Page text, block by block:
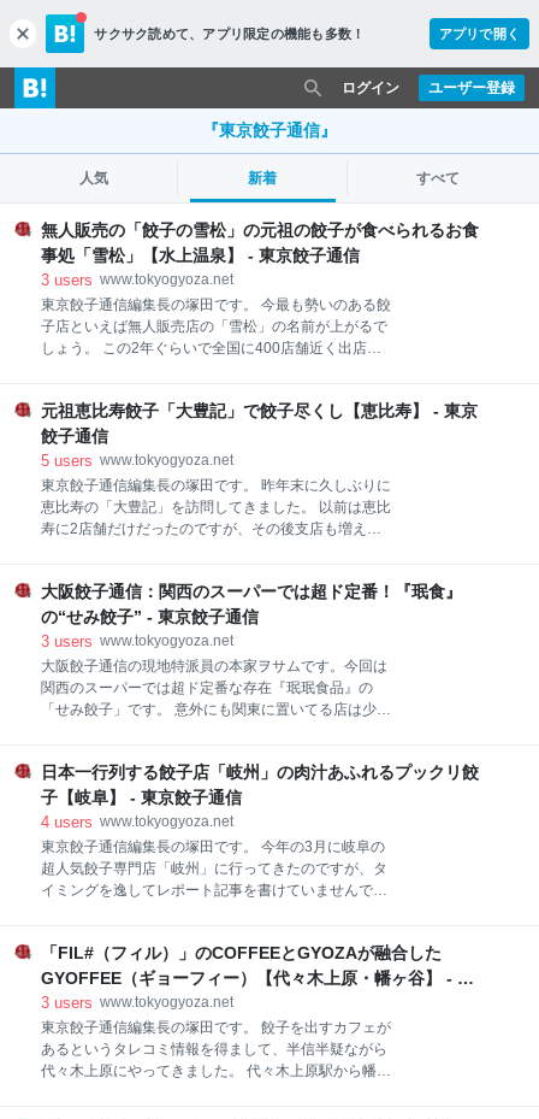
c
l
o
s
サクサク読めて、 アプリ限定の機能も多数！ アプリで開く
ユーザー登録
ログイン
『東京餃子通信』
人気 新着 すべて
無人販売の「餃子の雪松」の元祖の餃子が食べられるお食
事処「雪松」【水上温泉】 - 東京餃子通信
3 users www.tokyogyoza.net
東京餃子通信編集長の塚田です。 今最も勢いのある餃
子店といえば無人販売店の「雪松」の名前が上がるで
しょう。 この2年ぐらいで全国に400店舗近く出店
となっているのが群馬県の水上温泉にあるお食事処
「雪松」です。 公式サイトによると創業は昭和15年。
餃子が出され始めたのはいつからなのかはわかりませ
んが、初代の店主さんが生み出した餡の配合が今でも
守られているのだとか。 そんな雪松の元祖を訪ねてみ
ました。 温泉街のメイン通り（とってもかなり寂れて
ガラスケースにはメニューのサンプルがおいてありま
した。 ラーメンやチャーハン、カツ丼に並んでギョー
ザも推されています。 観光地価格ではない普通の町
元祖恵比寿餃子「大豊記」で餃子尽くし【恵比寿】 - 東京
餃子通信
5 users www.tokyogyoza.net
東京餃子通信編集長の塚田です。 昨年末に久しぶりに
恵比寿の「大豊記」を訪問してきました。 以前は恵比
寿に2店舗だけだったのですが、その後支店も増え現
でした。 数年ぶりの大豊記だったのですが餃子のメニ
ューがかなり豊富になっていました。 焼餃子が4種
類、蒸し餃子が2種類。 咸水角（ハムスイコー）もあ
りました。 同行者がいたので餃子類を一通り注文して
ビールで乾杯。 大豊記の餃子は大き目で焼くのに時間
がかかるのでそれまでは前菜の盛り合わせでつなぎま
フカヒレ入り蒸し餃子。 細かく刻まれたヒダがきれい
ですね。 続いて蝦餃。 ぷるぷるっとして透明感のある
澄麺皮。 海老の甘みがする餃子でした。 続いて餅米五
目
大阪餃子通信：関西のスーパーでは超ド定番！『珉食』
の“せみ餃子” - 東京餃子通信
3 users www.tokyogyoza.net
大阪餃子通信の現地特派員の本家ヲサムです。今回は
関西のスーパーでは超ド定番な存在『珉珉食品』の
「せみ餃子」です。 意外にも関東に置いてる店は少な
す。パッケージ表の右上にはセミが描かれてます！
『珉珉』といえば、大阪千日前に本店を構え、暖簾分
け店もある関西を代表する餃子チェーン店です。この
『珉珉食品』、昔は大阪の『珉珉』と同じグループだ
ったらしいです。 現在では別経営の会社として山科区
にあります。関西ではこの様なパターンの会社が実に
ていますが、改めてその美味しさを今回確認したいと
思います。 「せみ餃子」は10個入で店頭では大凡90
円台で販売されています。この餃子の特徴はヒダが皮
の端ではなく中央の方
日本一行列する餃子店「岐州」の肉汁あふれるプックリ餃
子【岐阜】 - 東京餃子通信
4 users www.tokyogyoza.net
東京餃子通信編集長の塚田です。 今年の3月に岐阜の
超人気餃子専門店「岐州」に行ってきたのですが、タ
イミングを逸してレポート記事を書けていませんでし
とは思うので、遅ればせながらレポートをしてみたい
と思います。 ちなみに、今回が岐阜駅に来るのは人生
で初めてです。 名古屋駅から岐阜駅まではJRでも名鉄
でも30分程度。 東京と横浜、大阪と神戸ぐらいの距離
感なので、名古屋まできたらほんのちょっと足を延ば
す程度の感覚で来ることができますね。 餃子専門店
「FIL#（フィル）」のCOFFEEとGYOZAが融合した
GYOFFEE（ギョーフィー）【代々木上原・幡ヶ谷】 - 東
京餃子通信
3 users www.tokyogyoza.net
東京餃子通信編集長の塚田です。 餃子を出すカフェが
あるというタレコミ情報を得まして、半信半疑ながら
代々木上原にやってきました。 代々木上原駅から幡ヶ